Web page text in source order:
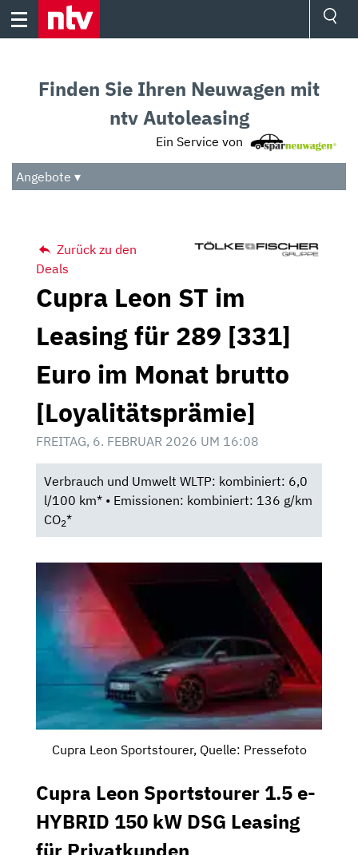
Skip
Audio
Das Beste
Finden Sie Ihren Neuwagen mit
ntv Autoleasing
Ein Service von
Angebote ▾
Zurück zu den
Deals
Cupra Leon ST im
Leasing für 289 [331]
Euro im Monat brutto
[Loyalitätsprämie]
FREITAG, 6. FEBRUAR 2026 UM 16:08
Verbrauch und Umwelt WLTP: kombiniert: 6,0
l/100 km* • Emissionen: kombiniert: 136 g/km
CO2*
Cupra Leon Sportstourer, Quelle: Pressefoto
Cupra Leon Sportstourer 1.5 e-
HYBRID 150 kW DSG Leasing